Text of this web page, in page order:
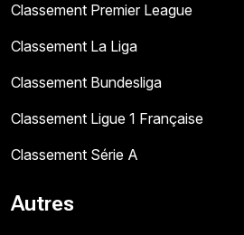
Classement Premier League
Classement La Liga
Classement Bundesliga
Classement Ligue 1 Française
Classement Série A
Autres